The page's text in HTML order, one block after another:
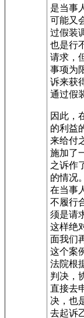
是当事
可能又
过假装
也是行
请求，
事项为
诉来获
通过假
因此，
的利益
来给付
施加了
之诉作
的情况
在当事
不履行
须是请
这样绝
面我们
这个案
法院根
判决，
直接去
决，也
去起诉